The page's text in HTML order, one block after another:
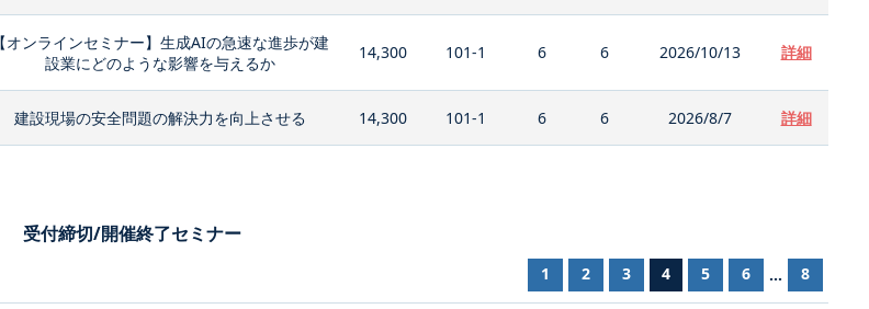
【オンラインセミナー】生成AIの急速な進歩が建
設業にどのような影響を与えるか
14,300 101-1 6 6 2026/10/13 詳細
建設現場の安全問題の解決力を向上させる 14,300 101-1 6 6 2026/8/7 詳細
受付締切/開催終了セミナー
1 2 3 4 5 6 ... 8